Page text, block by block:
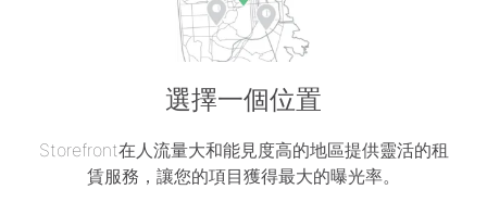
選擇一個位置
Storefront在人流量大和能見度高的地區提供靈活的租
賃服務，讓您的項目獲得最大的曝光率。